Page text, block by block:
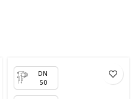
50